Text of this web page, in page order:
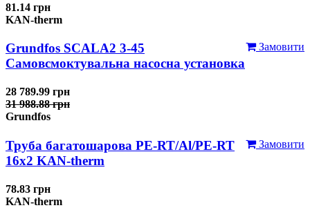
81.14 грн
KAN-therm
Замовити
Grundfos SCALA2 3-45
Самовсмоктувальна насосна установка
28 789.99 грн
31 988.88 грн
Grundfos
Замовити
Труба багатошарова PE-RT/Al/PE-RT
16x2 KAN-therm
78.83 грн
KAN-therm